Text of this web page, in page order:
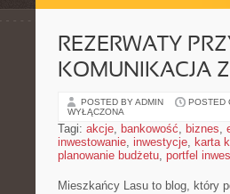
REZERWATY
KOMUNIKACJA
POSTED BY ADMIN POSTED
WYŁĄCZONA
Tagi: akcje, bankowość, biznes,
inwestowanie, inwestycje, karta
planowanie budżetu, portfel
Mieszkańcy Lasu to blog, który